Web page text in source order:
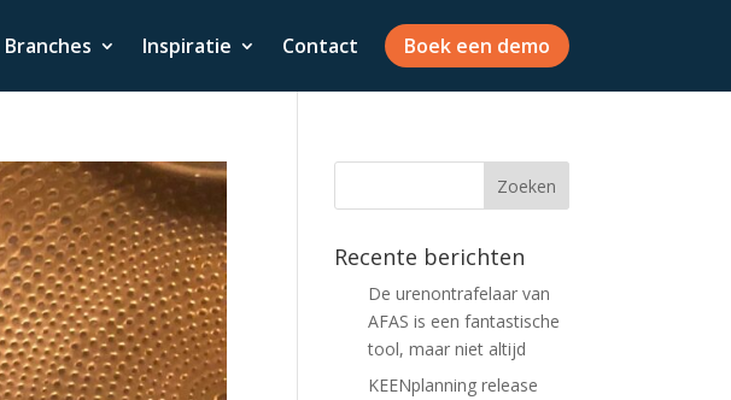
Branches Inspiratie Contact Boek een demo
Recente berichten
De urenontrafelaar van
AFAS is een fantastische
tool, maar niet altijd
KEENplanning release